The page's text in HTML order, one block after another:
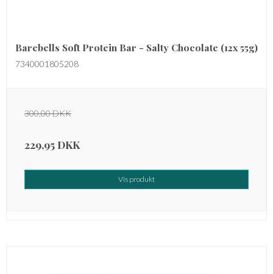
Barebells Soft Protein Bar - Salty Chocolate (12x 55g)
7340001805208
300,00 DKK
229,95 DKK
Vis produkt